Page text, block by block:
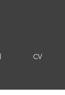
CV